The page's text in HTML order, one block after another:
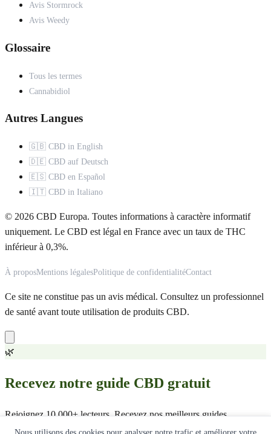
Avis Stormrock
Avis Weedy
Glossaire
Tous les termes
Cannabidiol
Autres Langues
🇬🇧 CBD in English
🇩🇪 CBD auf Deutsch
🇪🇸 CBD en Español
🇮🇹 CBD in Italiano
© 2026 CBD Europa. Toutes informations à caractère informatif
uniquement. Le CBD est légal en France avec un taux de THC
inférieur à 0,3%.
À proposMentions légalesPolitique de confidentialitéContact
Ce site ne constitue pas un avis médical. Consultez un professionnel
de santé avant toute utilisation de produits CBD.
🌿
Recevez notre guide CBD gratuit
Rejoignez 10 000+ lecteurs. Recevez nos meilleurs guides,
comparatifs et offres exclusives.